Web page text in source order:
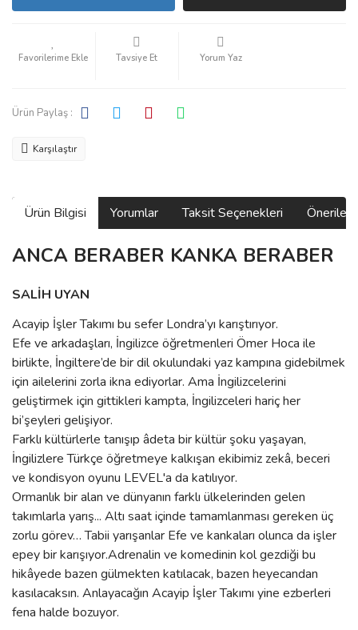
Tavsiye Et Yorum Yaz
Ürün Paylaş :
Karşılaştır
Ürün Bilgisi Yorumlar Taksit Seçenekleri
ANCA BERABER KANKA BERABER
SALİH UYAN
Acayip İşler Takımı bu sefer Londra’yı karıştırıyor.
Efe ve arkadaşları, İngilizce öğretmenleri Ömer Hoca ile
birlikte, İngiltere’de bir dil okulundaki yaz kampına gidebilmek
için ailelerini zorla ikna ediyorlar. Ama İngilizcelerini
geliştirmek için gittikleri kampta, İngilizceleri hariç her
bi’şeyleri gelişiyor.
Farklı kültürlerle tanışıp âdeta bir kültür şoku yaşayan,
İngilizlere Türkçe öğretmeye kalkışan ekibimiz zekâ, beceri
ve kondisyon oyunu LEVEL'a da katılıyor.
Ormanlık bir alan ve dünyanın farklı ülkelerinden gelen
takımlarla yarış... Altı saat içinde tamamlanması gereken üç
zorlu görev… Tabii yarışanlar Efe ve kankaları olunca da işler
epey bir karışıyor.Adrenalin ve komedinin kol gezdiği bu
hikâyede bazen gülmekten katılacak, bazen heyecandan
kasılacaksın. Anlayacağın Acayip İşler Takımı yine ezberleri
fena halde bozuyor.